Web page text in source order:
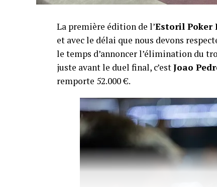
La première édition de l’Estoril Poker
et avec le délai que nous devons
le temps d’annoncer l’élimination du
juste avant le duel final, c’estJoao
remporte 52.000 €.